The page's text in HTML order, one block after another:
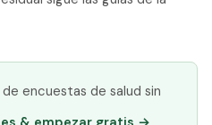
encuestas de salud sin